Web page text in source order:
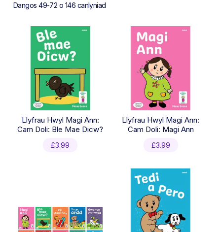
Dangos 49-72 o 146 canlyniadSorted
Llyfrau Hwyl Magi Ann:
Cam Doli: Ble Mae Dicw?
£3.99
Llyfrau Hwyl Magi Ann:
Cam Doli: Magi Ann
£3.99